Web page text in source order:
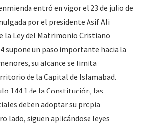
entró en vigor el 23 de julio de
por el presidente Asif Ali
la Ley del Matrimonio Cristiano
supone un paso importante hacia la
su alcance se limita
de la Capital de Islamabad.
144.1 de la Constitución, las
deben adoptar su propia
lado, siguen aplicándose leyes